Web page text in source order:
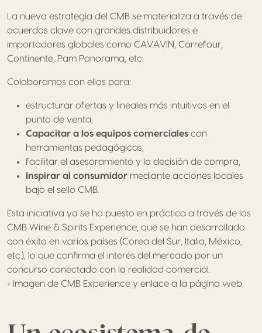
La nueva estrategia del CMB se materializa a través de
acuerdos clave con grandes distribuidores e
importadores globales como CAVAVIN, Carrefour,
Continente, Pam Panorama, etc.
Colaboramos con ellos para:
estructurar ofertas y lineales más intuitivos en el
punto de venta,
Capacitar a los equipos comerciales con
herramientas pedagógicas,
facilitar el asesoramiento y la decisión de compra,
Inspirar al consumidor mediante acciones locales
bajo el sello CMB.
Esta iniciativa ya se ha puesto en práctica a través de los
CMB Wine & Spirits Experience, que se han desarrollado
con éxito en varios países (Corea del Sur, Italia, México,
etc.), lo que confirma el interés del mercado por un
concurso conectado con la realidad comercial.
+ Imagen de CMB Experience y enlace a la página web.